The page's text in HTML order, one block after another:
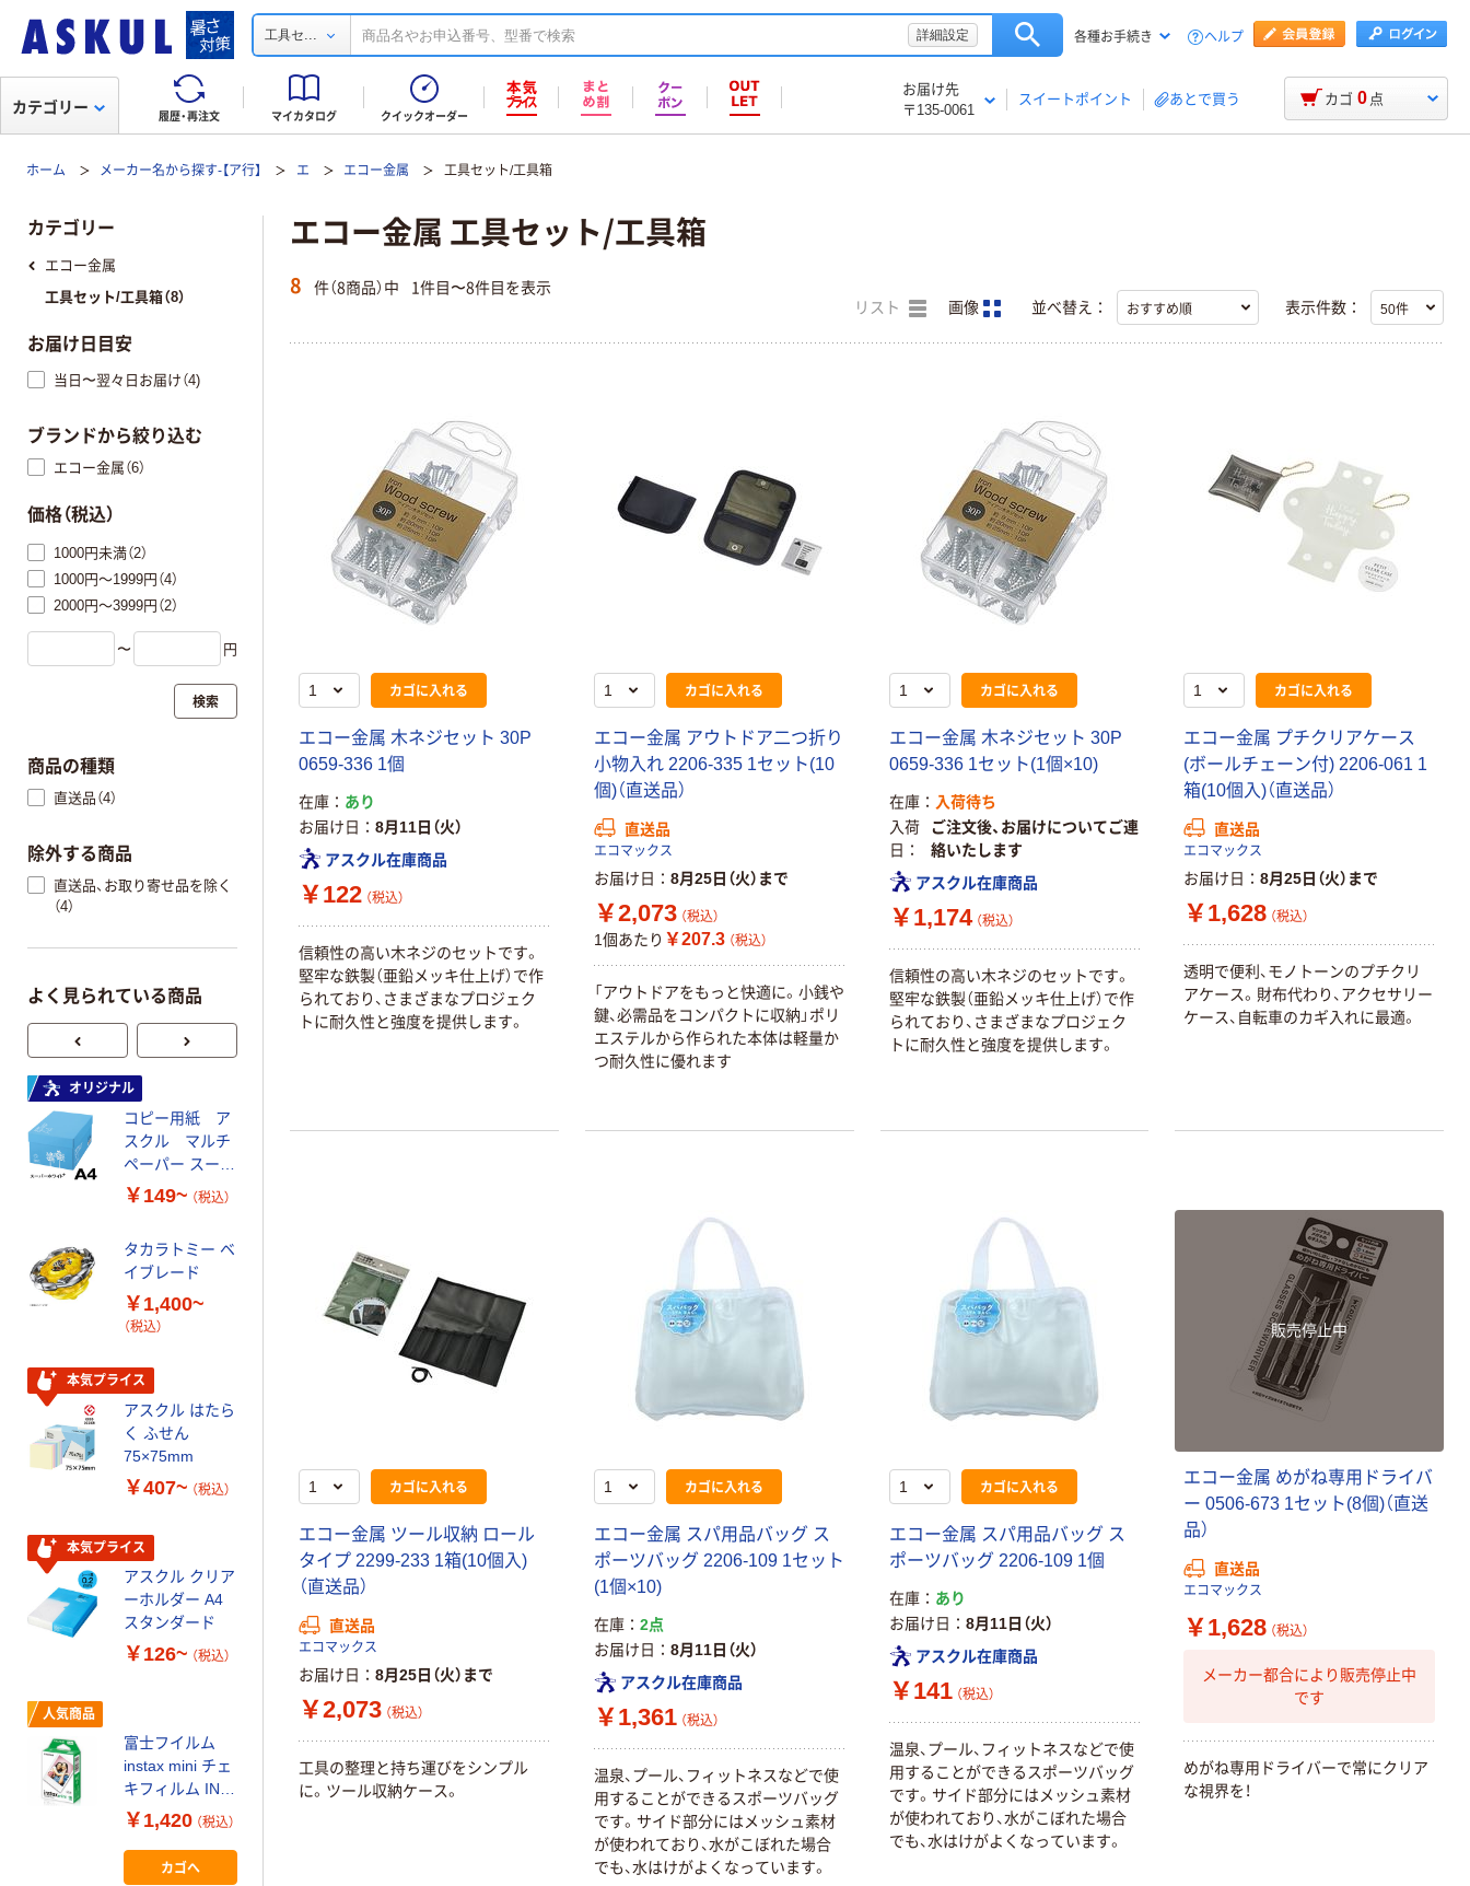
工具セ... 詳細設定 各種お手続き ヘルプ
履歴・再注文 マイカタログ クイックオーダー
お届け先
〒135-0061
スイートポイント あとで買う
カテゴリー カゴ 0 点
ホーム メーカー名から探す-【ア行】 エ エコー金属 工具セット/工具箱
エコー金属 工具セット/工具箱
8 件（8商品）中 1件目〜8件目を表示
リスト 画像 並べ替え： 表示件数：
カゴに入れる
エコー金属 木ネジセット 30P
0659-336 1個
在庫
あり
お届け日
8月11日（火）
アスクル在庫商品
￥122 （税込）
信頼性の高い木ネジのセットです。
堅牢な鉄製（亜鉛メッキ仕上げ）で作
られており、さまざまなプロジェク
トに耐久性と強度を提供します。
カゴに入れる
エコー金属 アウトドア二つ折り
小物入れ 2206-335 1セット(10
個)（直送品）
直送品
エコマックス
お届け日 8月25日（火）まで
￥2,073 （税込）
1個あたり ￥207.3 （税込）
「アウトドアをもっと快適に。小銭や
鍵、必需品をコンパクトに収納」ポリ
エステルから作られた本体は軽量か
つ耐久性に優れます
カゴに入れる
エコー金属 木ネジセット 30P
0659-336 1セット(1個×10)
在庫
入荷待ち
入荷
日
ご注文後、お届けについてご連
絡いたします
アスクル在庫商品
￥1,174 （税込）
信頼性の高い木ネジのセットです。
堅牢な鉄製（亜鉛メッキ仕上げ）で作
られており、さまざまなプロジェク
トに耐久性と強度を提供します。
カゴに入れる
エコー金属 プチクリアケース
(ボールチェーン付) 2206-061 1
箱(10個入)（直送品）
直送品
エコマックス
お届け日 8月25日（火）まで
￥1,628 （税込）
透明で便利、モノトーンのプチクリ
アケース。財布代わり、アクセサリー
ケース、自転車のカギ入れに最適。
カゴに入れる
エコー金属 ツール収納 ロール
タイプ 2299-233 1箱(10個入)
（直送品）
直送品
エコマックス
お届け日 8月25日（火）まで
￥2,073 （税込）
工具の整理と持ち運びをシンプル
に。ツール収納ケース。
カゴに入れる
エコー金属 スパ用品バッグ ス
ポーツバッグ 2206-109 1セット
(1個×10)
在庫
2点
お届け日
8月11日（火）
アスクル在庫商品
￥1,361 （税込）
温泉、プール、フィットネスなどで使
用することができるスポーツバッグ
です。サイド部分にはメッシュ素材
が使われており、水がこぼれた場合
でも、水はけがよくなっています。
カゴに入れる
エコー金属 スパ用品バッグ ス
ポーツバッグ 2206-109 1個
在庫
あり
お届け日
8月11日（火）
アスクル在庫商品
￥141 （税込）
温泉、プール、フィットネスなどで使
用することができるスポーツバッグ
です。サイド部分にはメッシュ素材
が使われており、水がこぼれた場合
でも、水はけがよくなっています。
販売停止中
エコー金属 めがね専用ドライバ
ー 0506-673 1セット(8個)（直送
品）
直送品
エコマックス
￥1,628 （税込）
メーカー都合により販売停止中
です
めがね専用ドライバーで常にクリア
な視界を！
カテゴリー
エコー金属
工具セット/工具箱（8）
お届け日目安
当日〜翌々日お届け（4)
ブランドから絞り込む
エコー金属（6）
価格（税込）
1000円未満（2）
1000円～1999円（4）
2000円～3999円（2）
〜 円
検索
商品の種類
直送品（4）
除外する商品
直送品、お取り寄せ品を除く
（4）
よく見られている商品
オリジナル
コピー用紙 ア
スクル マルチ
ペーパー スーパ
ーホワイト+
￥149~ （税込）
タカラトミー ベ
イブレード
￥1,400~
（税込）
本気プライス
アスクル はたら
く ふせん
75×75mm
￥407~ （税込）
本気プライス
アスクル クリア
ーホルダー A4
スタンダード
￥126~ （税込）
人気商品
富士フイルム
instax mini チェ
キフィルム INS
MINI JP1 1パッ
ク（10枚入り）
￥1,420 （税込）
カゴへ
オリジナル
乾電池 単3
形 アルカリ乾
電池 北欧パッ
ケージ アスク
ルオリジナル
￥140~ （税込）
パー ボックス
150組 5箱入 ア
コンパクト ビ
ビッド PEFC認
証
￥328~ （税込）
オリジナル
コピー用紙 マ
ルチペーパー
ミー+
【ガムテープ】ア
トイレットペー
パー ダブル60
ｍ 再生紙
リサイクル100
芯あり FSC認
￥460~
形 アルカリ乾
電池 北欧パッ
ルオリジナル
￥140~ （税込）
オリジナル
アスクルオリジ
ナル ラミネー
トフィルム A4
サイズ
100μ（ミクロン）
￥458~
本気プライス
ペーパータオル
中判 再生紙
100％ 200枚
FSC認証 シング
ル 大王製紙共同
￥149~ （税込）
衛門 「お茶、どう
（税込）
オリジナル
チックグローブ
粉なし（パウダ
￥398~ （税込）
instax mini13
INS MINI 13
￥12,100~
大塚製薬工場
経口補水液 オー
エスワン（OS-1）
￥159~ （税込）
本気プライス
ニチバン セロテ
ープ 大巻
￥124~
本気プライス
アスクル トイ
アスクル フラッ
トファイル エコ
ノミータイプ
A4タテ(コクヨ
製造）
￥115~
12mm幅 （黒文
字）
富士フイルム チ
ェキ専用フィル
ム INSTAX MINI
WW2
￥1,580~
（税込）
本気プライス
パー シングル
120ｍ 再生紙
100% 6ロール
￥470~ （税込）